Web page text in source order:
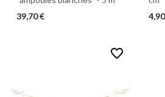
39,70 €
favorite_border